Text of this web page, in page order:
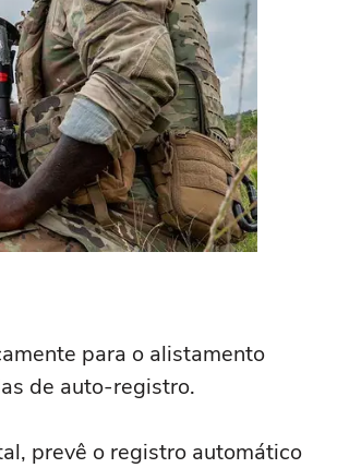
para o alistamento
de auto-registro.
prevê o registro automático